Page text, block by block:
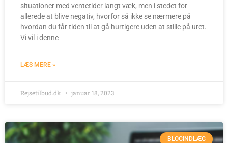
situationer med ventetider langt væk, men i stedet for
allerede at blive negativ, hvorfor så ikke se nærmere på
hvordan du får tiden til at gå hurtigere uden at stille på uret.
Vi vil i denne
LÆS MERE »
Rejsetilbud.dk januar 18, 2023
BLOGINDLÆG